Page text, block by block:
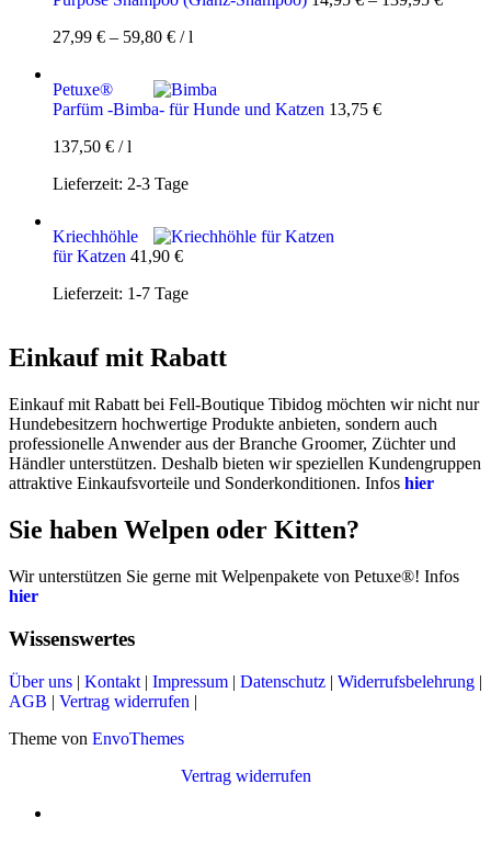
27,99 € – 59,80 € /l
Petuxe®
Parfüm -Bimba- für Hunde und Katzen 13,75 €
137,50 € /l
Lieferzeit: 2-3 Tage
Kriechhöhle
für Katzen 41,90 €
Lieferzeit: 1-7 Tage
Einkauf mit Rabatt
Einkauf mit Rabatt bei Fell-Boutique Tibidog möchten wir nicht nur
Hundebesitzern hochwertige Produkte anbieten, sondern auch
professionelle Anwender aus der Branche Groomer, Züchter und
Händler unterstützen. Deshalb bieten wir speziellen Kundengruppen
attraktive Einkaufsvorteile und Sonderkonditionen. Infos hier
Sie haben Welpen oder Kitten?
Wir unterstützen Sie gerne mit Welpenpakete von Petuxe®! Infos
hier
Wissenswertes
Über uns | Kontakt | Impressum | Datenschutz | Widerrufsbelehrung |
AGB | Vertrag widerrufen |
Theme von EnvoThemes
Vertrag widerrufen